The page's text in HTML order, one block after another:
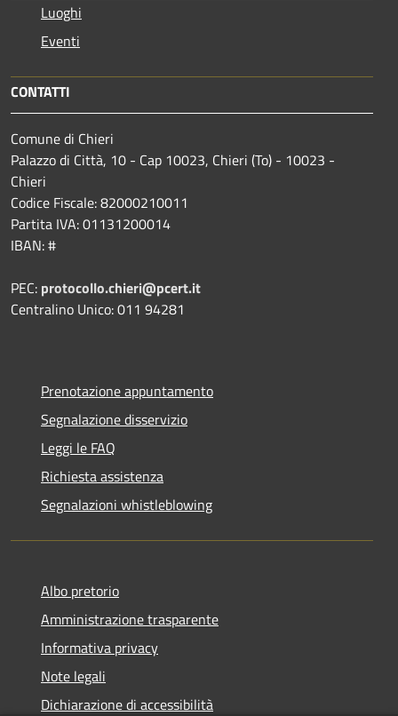
Luoghi
Eventi
CONTATTI
Comune di Chieri
Palazzo di Città, 10 - Cap 10023, Chieri (To) - 10023 -
Chieri
Codice Fiscale: 82000210011
Partita IVA: 01131200014
IBAN: #
PEC: protocollo.chieri@pcert.it
Centralino Unico: 011 94281
Prenotazione appuntamento
Segnalazione disservizio
Leggi le FAQ
Richiesta assistenza
Segnalazioni whistleblowing
Albo pretorio
Amministrazione trasparente
Informativa privacy
Note legali
Dichiarazione di accessibilità